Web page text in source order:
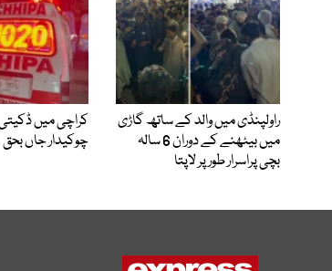
راولپنڈی میں والد کے ساتھ گاڑی
میں بیٹھنے کے دوران 6 سالہ
بچی پراسرار طور پر لاپتا
کراچی میں
چوکیدار جاں بحق